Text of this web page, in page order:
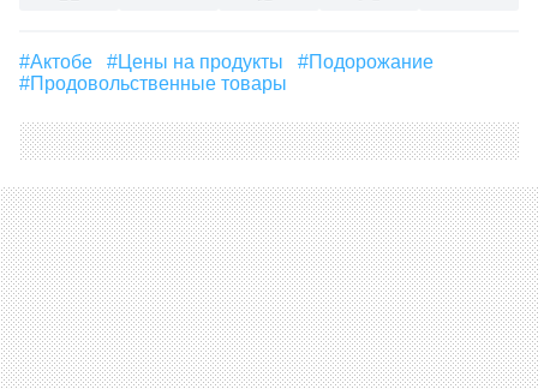
#Актобе #Цены на продукты
#подорожание
#Продовольственные товары